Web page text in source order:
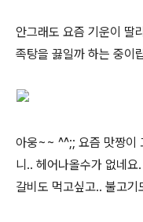
안그래도 요즘 기운이 딸
족탕을 끓일까 하는 중이
아웅~~ ^^;; 요즘 맛짱이
니.. 헤어나올수가 없네요.
갈비도 먹고싶고.. 불고